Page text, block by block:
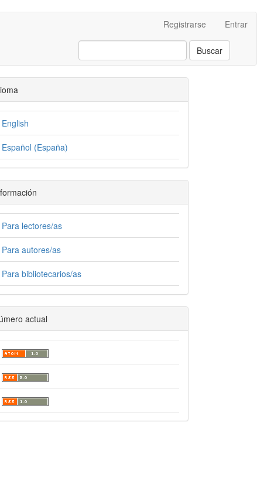
Registrarse Entrar
Buscar
English
Español (España)
Para lectores/as
Para autores/as
Para bibliotecarios/as
actual